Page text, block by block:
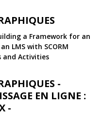
a Framework for an
LMS with SCORM
and Activities
-
EN LIGNE :
-